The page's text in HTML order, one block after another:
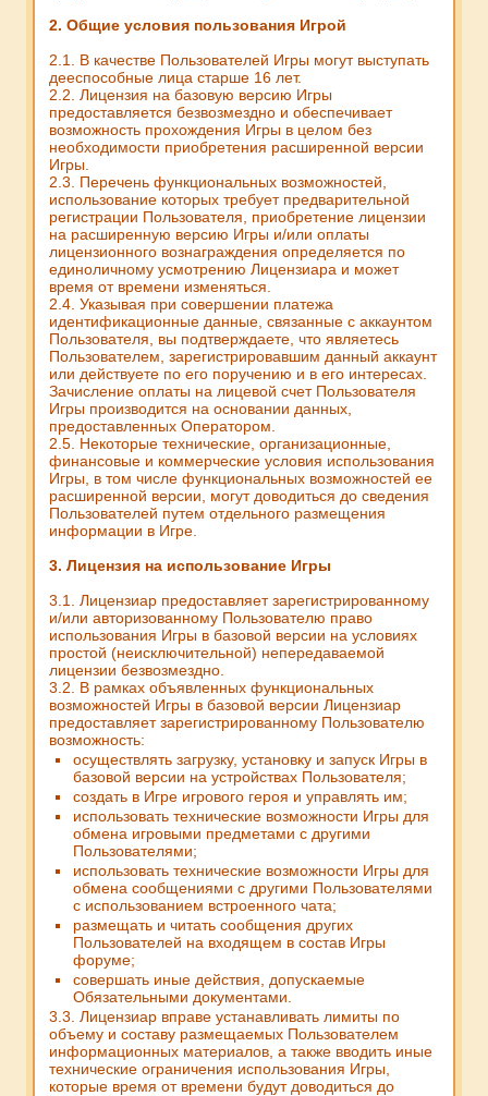
2. Общие условия пользования Игрой
2.1. В качестве Пользователей Игры могут выступать
дееспособные лица старше 16 лет.
2.2. Лицензия на базовую версию Игры
предоставляется безвозмездно и обеспечивает
возможность прохождения Игры в целом без
необходимости приобретения расширенной версии
Игры.
2.3. Перечень функциональных возможностей,
использование которых требует предварительной
регистрации Пользователя, приобретение лицензии
на расширенную версию Игры и/или оплаты
лицензионного вознаграждения определяется по
единоличному усмотрению Лицензиара и может
время от времени изменяться.
2.4. Указывая при совершении платежа
идентификационные данные, связанные с аккаунтом
Пользователя, вы подтверждаете, что являетесь
Пользователем, зарегистрировавшим данный аккаунт
или действуете по его поручению и в его интересах.
Зачисление оплаты на лицевой счет Пользователя
Игры производится на основании данных,
предоставленных Оператором.
2.5. Некоторые технические, организационные,
финансовые и коммерческие условия использования
Игры, в том числе функциональных возможностей ее
расширенной версии, могут доводиться до сведения
Пользователей путем отдельного размещения
информации в Игре.
3. Лицензия на использование Игры
3.1. Лицензиар предоставляет зарегистрированному
и/или авторизованному Пользователю право
использования Игры в базовой версии на условиях
простой (неисключительной) непередаваемой
лицензии безвозмездно.
3.2. В рамках объявленных функциональных
возможностей Игры в базовой версии Лицензиар
предоставляет зарегистрированному Пользователю
возможность:
осуществлять загрузку, установку и запуск Игры в
базовой версии на устройствах Пользователя;
создать в Игре игрового героя и управлять им;
использовать технические возможности Игры для
обмена игровыми предметами с другими
Пользователями;
использовать технические возможности Игры для
обмена сообщениями с другими Пользователями
с использованием встроенного чата;
размещать и читать сообщения других
Пользователей на входящем в состав Игры
форуме;
совершать иные действия, допускаемые
Обязательными документами.
3.3. Лицензиар вправе устанавливать лимиты по
объему и составу размещаемых Пользователем
информационных материалов, а также вводить иные
технические ограничения использования Игры,
которые время от времени будут доводиться до